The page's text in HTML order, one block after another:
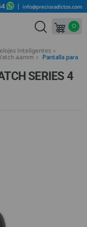
info@preciosadictos.com
0
Inteligentes >
44mm > Pantalla para
SERIES 4